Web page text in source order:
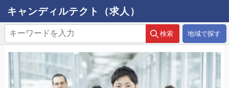
キャンディルテクト（求人）
地域で探す